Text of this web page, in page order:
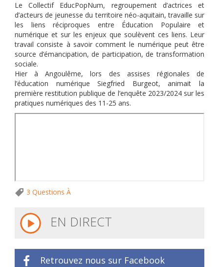
Le Collectif EducPopNum, regroupement d’actrices et
d’acteurs de jeunesse du territoire néo-aquitain, travaille sur
les liens réciproques entre Éducation Populaire et
numérique et sur les enjeux que soulèvent ces liens. Leur
travail consiste à savoir comment le numérique peut être
source d’émancipation, de participation, de transformation
sociale.
Hier à Angoulême, lors des assises régionales de
l’éducation numérique Siegfried Burgeot, animait la
première restitution publique de l’enquête 2023/2024 sur les
pratiques numériques des 11-25 ans.
3 Questions À
EN DIRECT
Retrouvez nous sur Facebook